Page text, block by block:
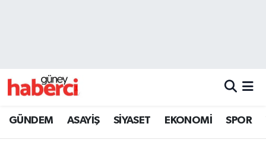
GÜNDEM ASAYİŞ SİYASET EKONOMİ SPOR
Beyoğlu Trafik Yoğunluk Haritası